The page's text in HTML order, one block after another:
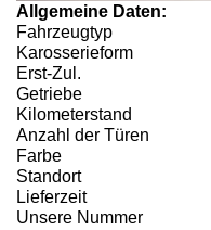
Allgemeine Daten:
Fahrzeugtyp
Karosserieform
Erst-Zul.
Getriebe
Kilometerstand
Anzahl der Türen
Farbe
Standort
Lieferzeit
Unsere Nummer